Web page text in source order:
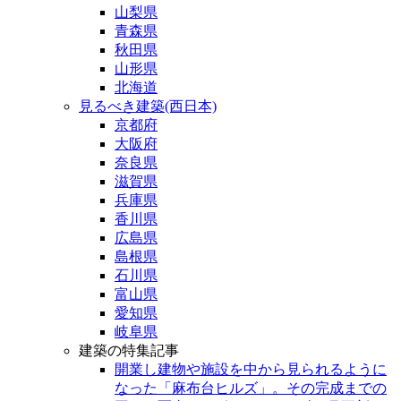
山梨県
青森県
秋田県
山形県
北海道
見るべき建築(西日本)
京都府
大阪府
奈良県
滋賀県
兵庫県
香川県
広島県
島根県
石川県
富山県
愛知県
岐阜県
建築の特集記事
開業し建物や施設を中から見られるように
なった「麻布台ヒルズ」。その完成までの